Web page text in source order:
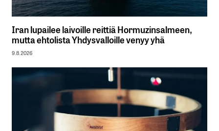
Iran lupailee laivoille reittiä Hormuzinsalmeen,
mutta ehtolista Yhdysvalloille venyy yhä
9.8.2026